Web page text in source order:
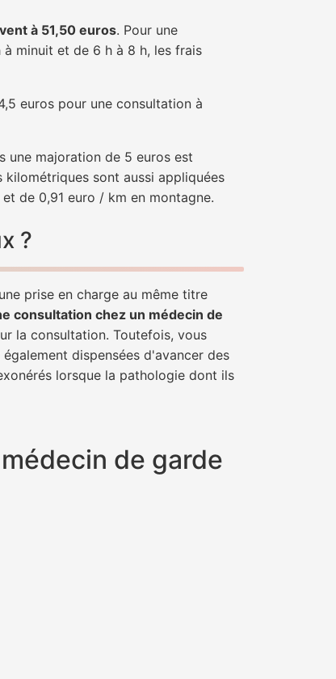
à 51,50 euros. Pour une
minuit et de 6 h à 8 h, les frais
euros pour une consultation à
une majoration de 5 euros est
kilométriques sont aussi appliquées
de 0,91 euro / km en montagne.
?
prise en charge au même titre
consultation chez un médecin de
la consultation. Toutefois, vous
dispensées d'avancer des
lorsque la pathologie dont ils
de garde